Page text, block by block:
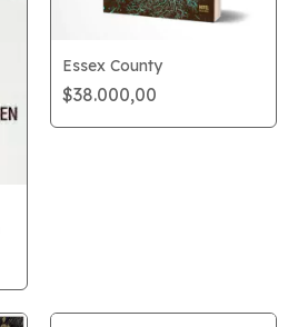
Essex County
$38.000,00